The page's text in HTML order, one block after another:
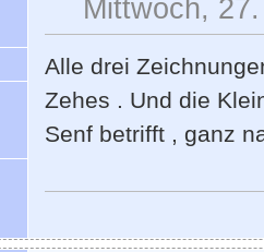
Mittwoch,
Alle drei
Zehes . Und die
Senf betrifft , ganz